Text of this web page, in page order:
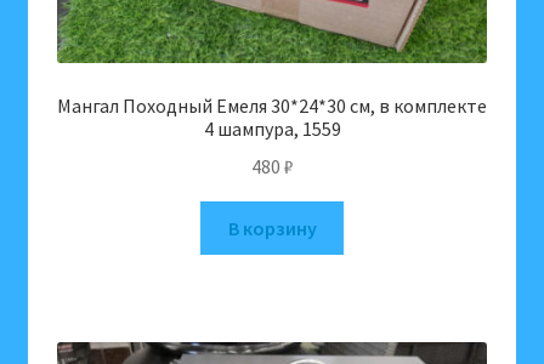
Мангал Походный Емеля 30*24*30 см, в комплекте
4 шампура, 1559
480 ₽
В корзину